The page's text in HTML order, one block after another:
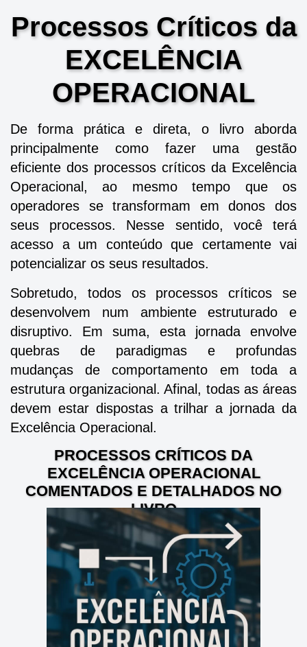
Processos Críticos da
EXCELÊNCIA
OPERACIONAL
De forma prática e direta, o livro aborda
principalmente como fazer uma gestão
eficiente dos processos críticos da Excelência
Operacional, ao mesmo tempo que os
operadores se transformam em donos dos
seus processos. Nesse sentido, você terá
acesso a um conteúdo que certamente vai
potencializar os seus resultados.
Sobretudo, todos os processos críticos se
desenvolvem num ambiente estruturado e
disruptivo. Em suma, esta jornada envolve
quebras de paradigmas e profundas
mudanças de comportamento em toda a
estrutura organizacional. Afinal, todas as áreas
devem estar dispostas a trilhar a jornada da
Excelência Operacional.
PROCESSOS CRÍTICOS DA
EXCELÊNCIA OPERACIONAL
COMENTADOS E DETALHADOS NO
LIVRO